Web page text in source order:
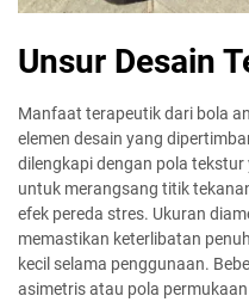
Unsur Desain
Manfaat terapeutik dari bola
elemen desain yang
dilengkapi dengan pola
untuk merangsang titik
efek pereda stres. Ukuran
memastikan keterlibatan
kecil selama penggunaan.
asimetris atau pola